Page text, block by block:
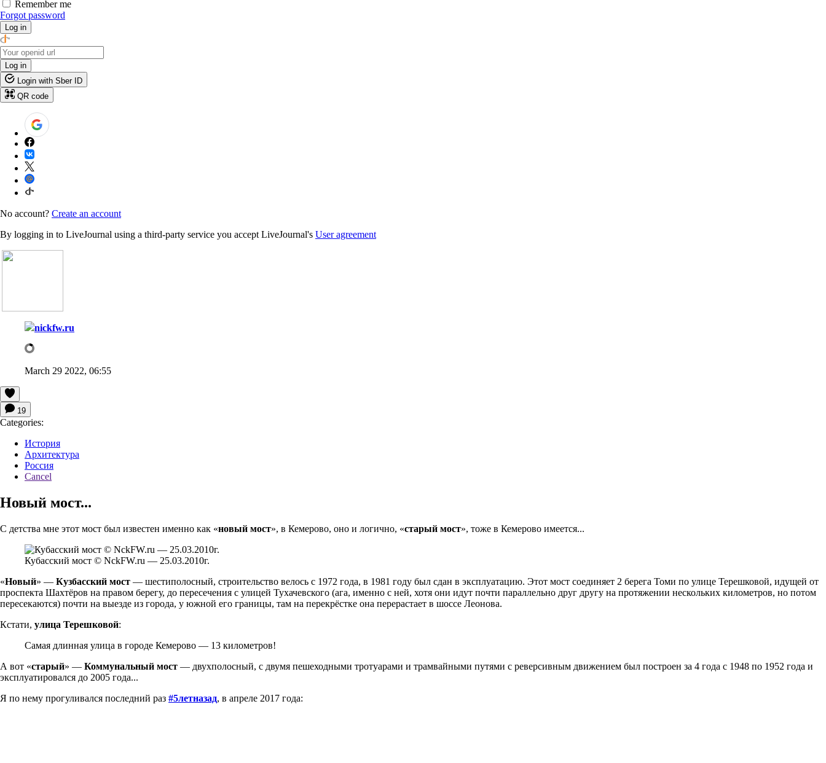
Remember me
Forgot password
Log in
Log in
Login with Sber ID
QR code
No account? Create an account
By logging in to LiveJournal using a third-party service you accept LiveJournal's User agreement
nickfw.ru
March 29 2022, 06:55
19
Categories:
История
Архитектура
Россия
Cancel
Новый мост...
С детства мне этот мост был известен именно как «новый мост», в Кемерово, оно и логично, «старый мост», тоже в Кемерово имеется...
Кубасский мост © NckFW.ru — 25.03.2010г.
«Новый» — Кузбасский мост — шестиполосный, строительство велось с 1972 года, в 1981 году был сдан в эксплуатацию. Этот мост соединяет 2 берега Томи по улице Терешковой, идущей от
проспекта Шахтёров на правом берегу, до пересечения с улицей Тухачевского (ага, именно с ней, хотя они идут почти параллельно друг другу на протяжении нескольких километров, но потом
пересекаются) почти на выезде из города, у южной его границы, там на перекрёстке она перерастает в шоссе Леонова.
Кстати, улица Терешковой:
Самая длинная улица в городе Кемерово — 13 километров!
А вот «старый» — Коммунальный мост — двухполосный, с двумя пешеходными тротуарами и трамвайными путями с реверсивным движением был построен за 4 года с 1948 по 1952 года и
эксплуатировался до 2005 года...
Я по нему прогуливался последний раз #5летназад, в апреле 2017 года: